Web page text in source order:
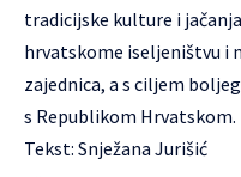
tradicijske kulture i
hrvatskome iseljeništvu i
zajednica, a s ciljem
s Republikom Hrvatskom.
Tekst: Snježana Jurišić